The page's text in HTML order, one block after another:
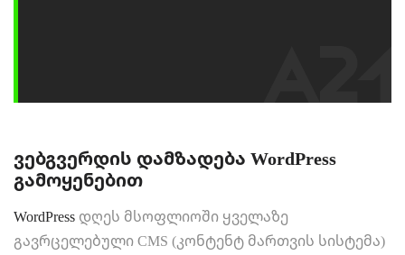
ვებგვერდის დამზადება WordPress
გამოყენებით
WordPress დღეს მსოფლიოში ყველაზე
გავრცელებული CMS (კონტენტ მართვის სისტემა)